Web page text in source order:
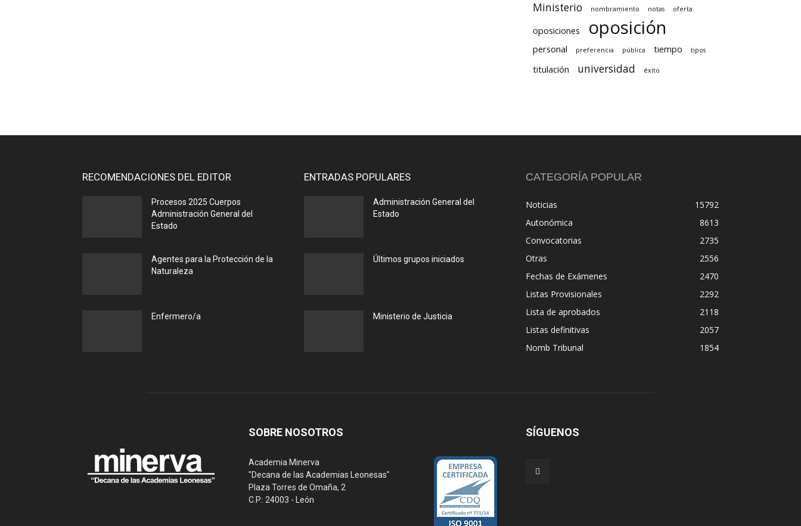
Ministerio nombramiento notas oferta
oposiciones oposición
personal preferencia pública tiempo tipos
titulación universidad éxito
RECOMENDACIONES DEL EDITOR
Procesos 2025 Cuerpos
Administración General del
Estado
Agentes para la Protección de la
Naturaleza
Enfermero/a
ENTRADAS POPULARES
Administración General del
Estado
Últimos grupos iniciados
Ministerio de Justicia
CATEGORÍA POPULAR
Noticias
15792
Autonómica
8613
Convocatorias
2735
Otras
2556
Fechas de Exámenes
2470
Listas Provisionales
2292
Lista de aprobados
2118
Listas definitivas
2057
Nomb Tribunal
1854
SOBRE NOSOTROS
Academia Minerva
"Decana de las Academias Leonesas"
Plaza Torres de Omaña, 2
C.P.: 24003 - León
SÍGUENOS